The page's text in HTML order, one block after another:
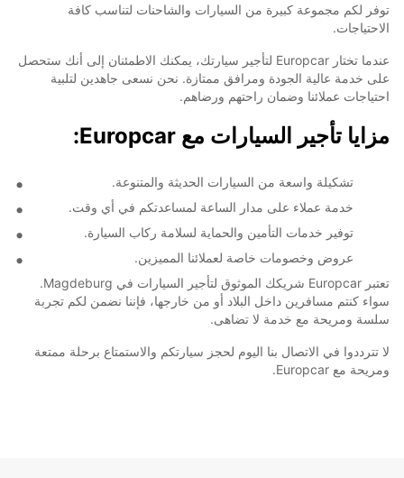
توفر لكم مجموعة كبيرة من السيارات والشاحنات لتناسب كافة
الاحتياجات.
عندما تختار Europcar لتأجير سيارتك، يمكنك الاطمئنان إلى أنك ستحصل
على خدمة عالية الجودة ومرافق ممتازة. نحن نسعى جاهدين لتلبية
احتياجات عملائنا وضمان راحتهم ورضاهم.
مزايا تأجير السيارات مع Europcar:
تشكيلة واسعة من السيارات الحديثة والمتنوعة.
خدمة عملاء على مدار الساعة لمساعدتكم في أي وقت.
توفير خدمات التأمين والحماية لسلامة ركاب السيارة.
عروض وخصومات خاصة لعملائنا المميزين.
تعتبر Europcar شريكك الموثوق لتأجير السيارات في Magdeburg.
سواء كنتم مسافرين داخل البلاد أو من خارجها، فإننا نضمن لكم تجربة
سلسة ومريحة مع خدمة لا تضاهى.
لا تترددوا في الاتصال بنا اليوم لحجز سيارتكم والاستمتاع برحلة ممتعة
ومريحة مع Europcar.